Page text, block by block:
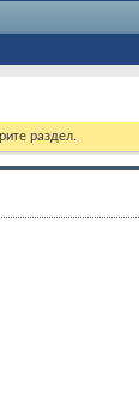
раздел.